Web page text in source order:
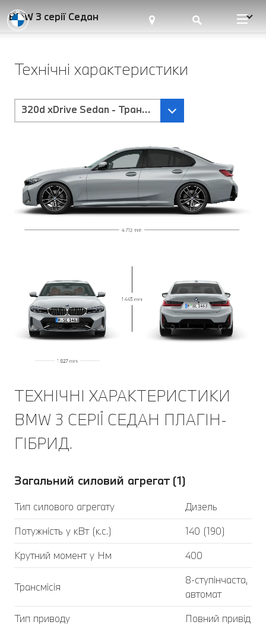
BMW 3 серії Седан
Технічні характеристики
320d xDrive Sedan - Трансмісія Steptronic Sport
ТЕХНІЧНІ ХАРАКТЕРИСТИКИ
BMW 3 СЕРІЇ СЕДАН ПЛАГІН-
ГІБРИД.
Загальний силовий агрегат (1)
Тип силового агрегату
Дизель
Потужність у кВт (к.с.)
140 (190)
Крутний момент у Нм
400
Трансмісія
8-ступінчаста,
автомат
Тип приводу
Повний привід